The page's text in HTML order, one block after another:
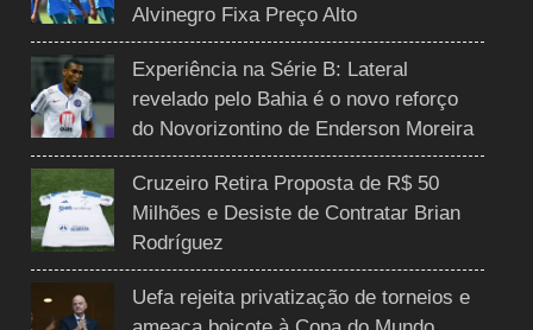
Alvinegro Fixa Preço Alto
Experiência na Série B: Lateral
revelado pelo Bahia é o novo reforço
do Novorizontino de Enderson Moreira
Cruzeiro Retira Proposta de R$ 50
Milhões e Desiste de Contratar Brian
Rodríguez
Uefa rejeita privatização de torneios e